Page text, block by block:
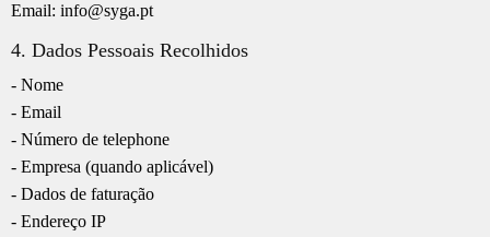
Email: info@syga.pt
4. Dados Pessoais Recolhidos
- Nome
- Email
- Número de telephone
- Empresa (quando aplicável)
- Dados de faturação
- Endereço IP